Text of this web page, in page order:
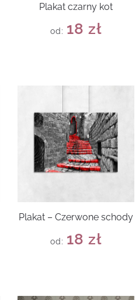
Plakat czarny kot
od: 18 zł
Plakat – Czerwone schody
od: 18 zł